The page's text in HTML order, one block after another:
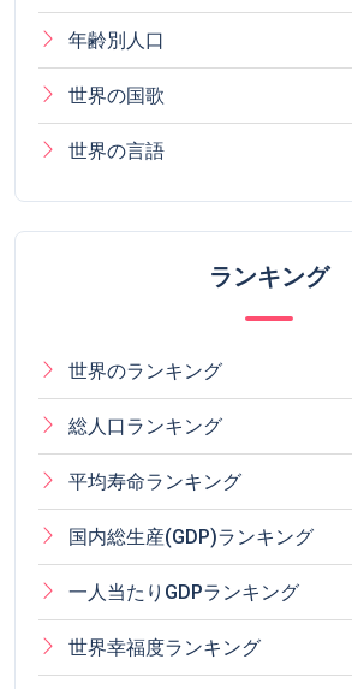
年齢別人口
世界の国歌
世界の言語
ランキング
世界のランキング
総人口ランキング
平均寿命ランキング
国内総生産(GDP)ランキング
一人当たりGDPランキング
世界幸福度ランキング